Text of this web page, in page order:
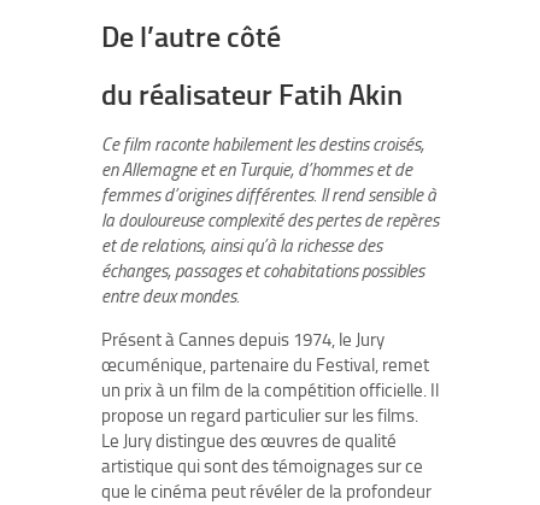
De l’autre côté
du réalisateur Fatih Akin
Ce film raconte habilement les destins croisés,
en Allemagne et en Turquie, d’hommes et de
femmes d’origines différentes. Il rend sensible à
la douloureuse complexité des pertes de repères
et de relations, ainsi qu’à la richesse des
échanges, passages et cohabitations possibles
entre deux mondes.
Présent à Cannes depuis 1974, le Jury
œcuménique, partenaire du Festival, remet
un prix à un film de la compétition officielle. Il
propose un regard particulier sur les films.
Le Jury distingue des œuvres de qualité
artistique qui sont des témoignages sur ce
que le cinéma peut révéler de la profondeur